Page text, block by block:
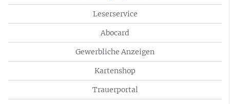
Leserservice
Abocard
Gewerbliche Anzeigen
Kartenshop
Trauerportal